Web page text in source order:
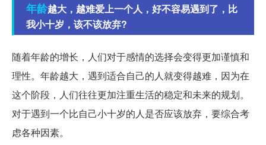
年龄越大，越难爱上一个人，好不容易遇到了，比
我小十岁，该不该放弃?
随着年龄的增长，人们对于感情的选择会变得更加谨慎和
理性。年龄越大，遇到适合自己的人就变得越难，因为在
这个阶段，人们往往更加注重生活的稳定和未来的规划。
对于遇到一个比自己小十岁的人是否应该放弃，要综合考
虑各种因素。